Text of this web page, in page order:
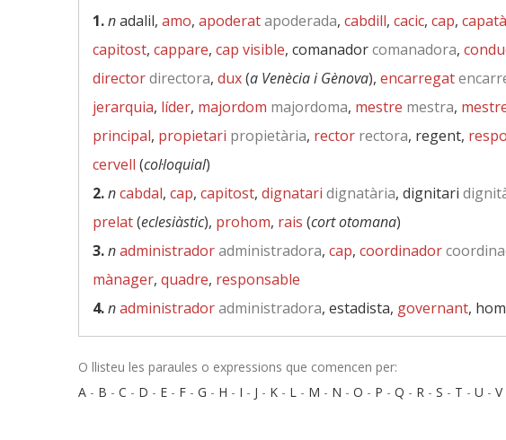
1.nadalil, amo, apoderatapoderada, cabdill, cacic, cap,
capitost, cappare, cap visible, comanadorcomanadora,
directordirectora, dux(a Venècia i Gènova), encarregat
jerarquia, líder, majordom majordoma, mestre mestra,
principal, propietari propietària, rector rectora, regent,
cervell (col·loquial)
2.ncabdal, cap, capitost, dignatari dignatària, dignitari
prelat(eclesiàstic), prohom, rais (cort otomana)
3.nadministradoradministradora, cap, coordinador
mànager, quadre, responsable
4.nadministradoradministradora, estadista, governant,
O llisteu les paraules o expressions que comencen per:
A - B - C - D - E - F - G - H - I - J - K - L - M - N - O - P - Q - R - S - T - U - V